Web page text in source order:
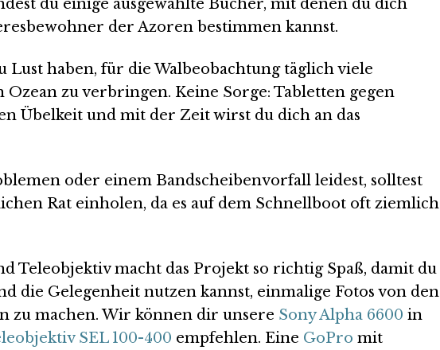
du einige ausgewählte Bücher, mit denen du dich
der Azoren bestimmen kannst.
Lust haben, für die Walbeobachtung täglich viele
Ozean zu verbringen. Keine Sorge: Tabletten gegen
Übelkeit und mit der Zeit wirst du dich an das
oder einem Bandscheibenvorfall leidest, solltest
Rat einholen, da es auf dem Schnellboot oft ziemlich
Teleobjektiv macht das Projekt so richtig Spaß, damit du
die Gelegenheit nutzen kannst, einmalige Fotos von den
zu machen. Wir können dir unsere Sony Alpha 6600 in
SEL 100-400 empfehlen. Eine GoPro mit